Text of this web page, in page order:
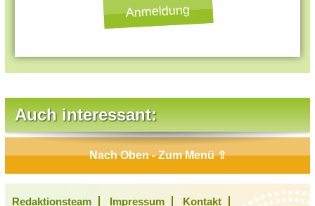
Anmeldung
Auch interessant:
Nach Oben - Zum Menü ⇧
Redaktionsteam Impressum
Kontakt